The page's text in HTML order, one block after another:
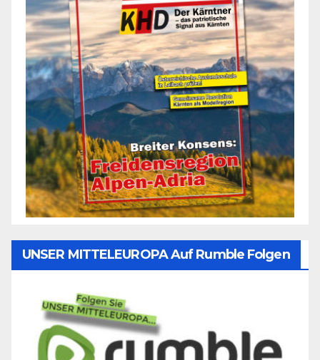
UNSER MITTELEUROPA Auf Rumble Folgen